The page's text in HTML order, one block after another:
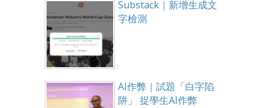
Substack｜新增生成文
字檢測
AI作弊｜試題「白字陷
阱」 捉學生AI作弊